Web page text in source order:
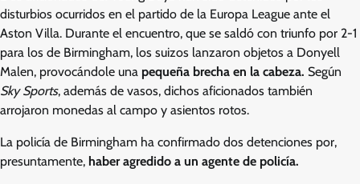
disturbios ocurridos en el partido de la Europa League ante el
Aston Villa. Durante el encuentro, que se saldó con triunfo por 2-1
para los de Birmingham, los suizos lanzaron objetos a Donyell
Malen, provocándole una pequeña brecha en la cabeza. Según
Sky Sports, además de vasos, dichos aficionados también
arrojaron monedas al campo y asientos rotos.
La policía de Birmingham ha confirmado dos detenciones por,
presuntamente, haber agredido a un agente de policía.